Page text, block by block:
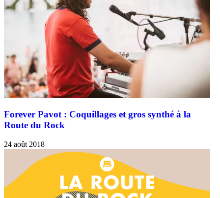
Forever Pavot : Coquillages et gros synthé à la
Route du Rock
24 août 2018